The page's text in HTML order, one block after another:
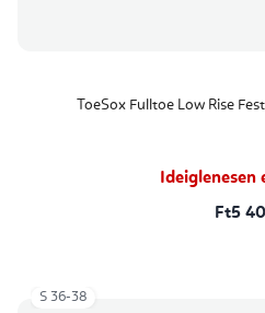
ToeSox Fulltoe Low Rise
Ideiglenesen
Ft5
S 36-38